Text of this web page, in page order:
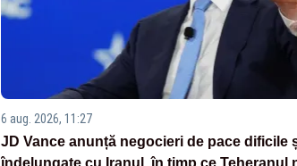
6 aug. 2026, 11:27
JD Vance anunță negocieri de pace dificile